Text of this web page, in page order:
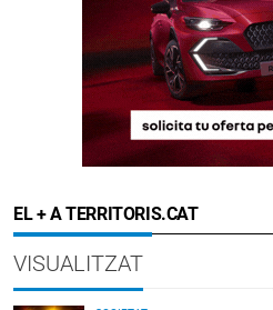
EL + A TERRITORIS.CAT
VISUALITZAT